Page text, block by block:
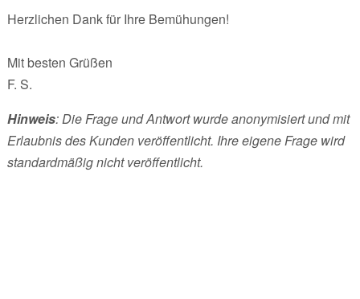
Herzlichen Dank für Ihre Bemühungen!
Mit besten Grüßen
F. S.
Hinweis: Die Frage und Antwort wurde anonymisiert und mit
Erlaubnis des Kunden veröffentlicht. Ihre eigene Frage wird
standardmäßig nicht veröffentlicht.